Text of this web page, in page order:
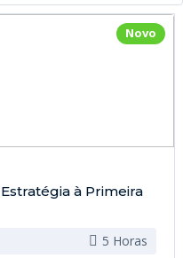
Novo
à Primeira
5 Horas